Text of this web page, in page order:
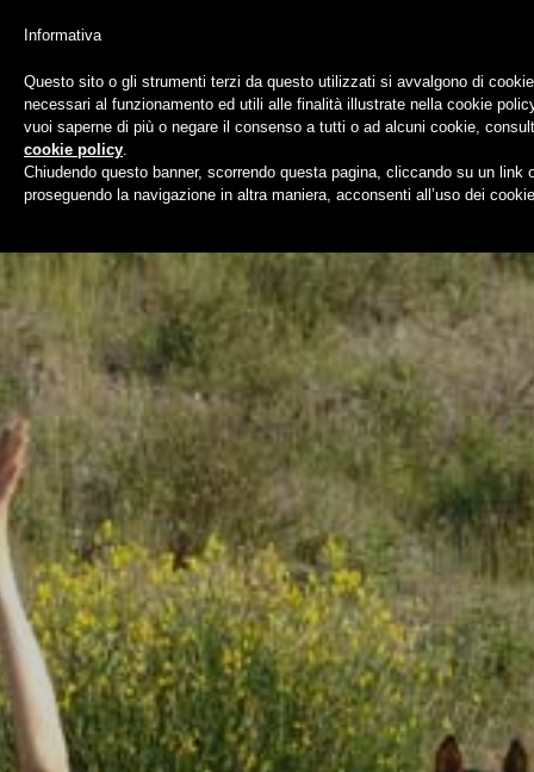
Informativa
Questo sito o gli strumenti terzi da questo utilizzati si avvalgono di cookie
necessari al funzionamento ed utili alle finalità illustrate nella cookie
vuoi saperne di più o negare il consenso a tutti o ad alcuni cookie,
cookie policy
Chiudendo questo banner, scorrendo questa pagina, cliccando su un link
proseguendo la navigazione in altra maniera, acconsenti all’uso dei